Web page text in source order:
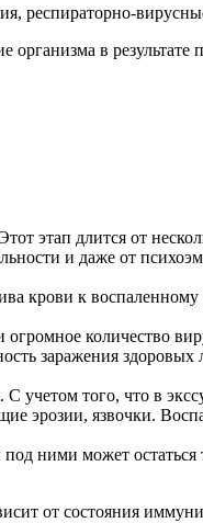
респираторно-
в результате
этап длится от
и даже от
крови к воспаленному
количество
заражения здоровых
учетом того, что в
эрозии, язвочки.
ними может остаться
от состояния